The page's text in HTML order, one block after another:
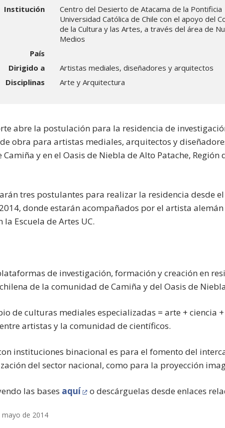
Institución
Centro del Desierto de Atacama de la Pontificia
Universidad Católica de Chile con el apoyo del
de la Cultura y las Artes, a través del área de
Medios
País
Dirigido a
Artistas mediales, diseñadores y arquitectos
Disciplinas
Arte y Arquitectura
abre la postulación para la residencia de
obra para artistas mediales, arquitectos y
y en el Oasis de Niebla de Alto Patache, Región
tres postulantes para realizar la residencia desde
donde estarán acompañados por el artista
la Escuela de Artes UC.
de investigación, formación y creación en
de la comunidad de Camiña y del Oasis de
de culturas mediales especializadas = arte + ciencia
artistas y la comunidad de científicos.
instituciones binacional es para el fomento del
del sector nacional, como para la proyección
las bases aquí o descárguelas desde enlaces
mayo de 2014